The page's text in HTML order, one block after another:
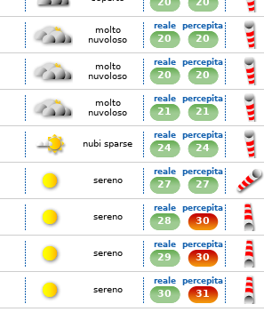
molto
nuvoloso
reale
20
percepita
20
molto
nuvoloso
reale
20
percepita
20
molto
nuvoloso
reale
21
percepita
21
nubi sparse
reale
24
percepita
24
sereno
reale
27
percepita
27
sereno
reale
28
percepita
30
sereno
reale
29
percepita
30
sereno
reale
30
percepita
31